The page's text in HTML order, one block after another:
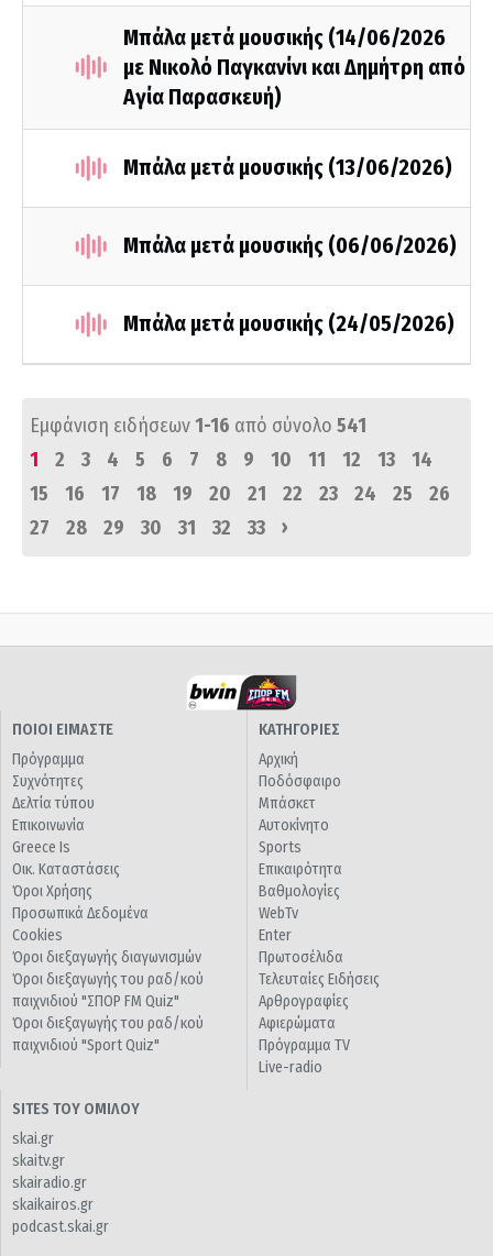
Μπάλα μετά μουσικής (14/06/2026
με Νικολό Παγκανίνι και Δημήτρη από
Αγία Παρασκευή)
Μπάλα μετά μουσικής (13/06/2026)
Μπάλα μετά μουσικής (06/06/2026)
Μπάλα μετά μουσικής (24/05/2026)
Εμφάνιση ειδήσεων1-16 από σύνολο 541
1
2 3 4 5 6 7 8 9 10 11 12 13
14
15
16 17 18 19 20 21 22 23 24 25
26
27
28 29 30 31 32 33 ›
ΠΟΙΟΙ ΕΙΜΑΣΤΕ
Πρόγραμμα
Συχνότητες
Δελτία τύπου
Επικοινωνία
Greece Is
Οικ. Καταστάσεις
Όροι Χρήσης
Προσωπικά Δεδομένα
Cookies
Όροι διεξαγωγής διαγωνισμών
Όροι διεξαγωγής του ραδ/κού
παιχνιδιού "ΣΠΟΡ FM Quiz"
Όροι διεξαγωγής του ραδ/κού
παιχνιδιού "Sport Quiz"
ΚΑΤΗΓΟΡΙΕΣ
Αρχική
Ποδόσφαιρο
Μπάσκετ
Αυτοκίνητο
Sports
Επικαιρότητα
Βαθμολογίες
WebTv
Enter
Πρωτοσέλιδα
Τελευταίες Ειδήσεις
Αρθρογραφίες
Αφιερώματα
Πρόγραμμα TV
Live-radio
SITES ΤΟΥ ΟΜΙΛΟΥ
skai.gr
skaitv.gr
skairadio.gr
skaikairos.gr
podcast.skai.gr